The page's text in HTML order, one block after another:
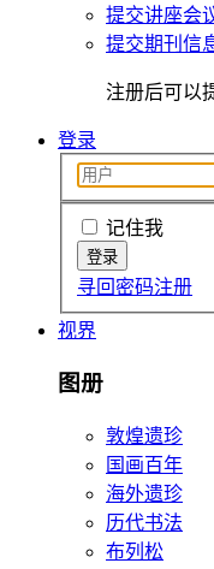
提交讲座会
提交期刊信
注册后可以
登录
记住我
寻回密码注册
视界
图册
敦煌遗珍
国画百年
海外遗珍
历代书法
布列松